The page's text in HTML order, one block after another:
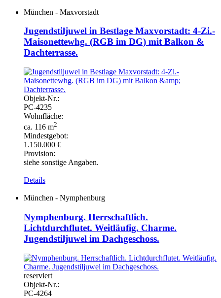
München - Maxvorstadt
Jugendstiljuwel in Bestlage Maxvorstadt: 4-Zi.-
Maisonettewhg. (RGB im DG) mit Balkon &
Dachterrasse.
Objekt-Nr.:
PC-4235
Wohnfläche:
ca. 116 m2
Mindestgebot:
1.150.000 €
Provision:
siehe sonstige Angaben.
Details
München - Nymphenburg
Nymphenburg. Herrschaftlich.
Lichtdurchflutet. Weitläufig. Charme.
Jugendstiljuwel im Dachgeschoss.
reserviert
Objekt-Nr.:
PC-4264